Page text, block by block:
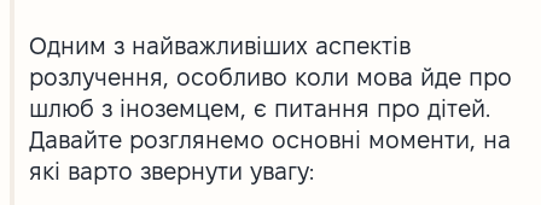
Одним з найважливіших аспектів
розлучення, особливо коли мова йде про
шлюб з іноземцем, є питання про дітей.
Давайте розглянемо основні моменти, на
які варто звернути увагу: